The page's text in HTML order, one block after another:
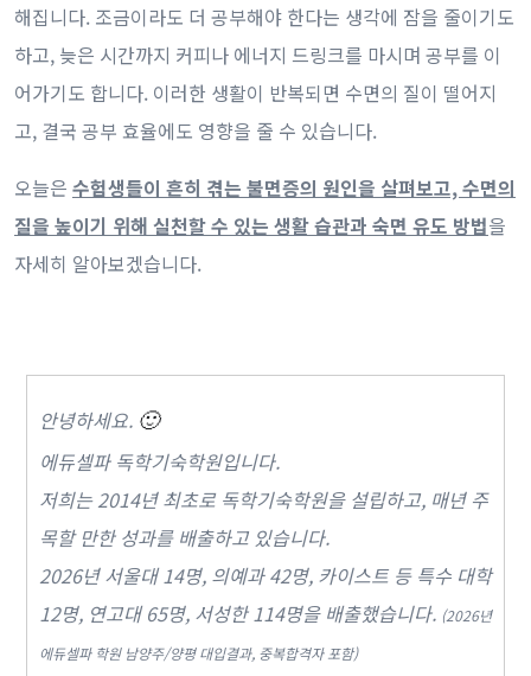
해집니다. 조금이라도 더 공부해야 한다는 생각에 잠을 줄이기도
하고, 늦은 시간까지 커피나 에너지 드링크를 마시며 공부를 이
어가기도 합니다. 이러한 생활이 반복되면 수면의 질이 떨어지
고, 결국 공부 효율에도 영향을 줄 수 있습니다.
오늘은 수험생들이 흔히 겪는 불면증의 원인을 살펴보고, 수면의
질을 높이기 위해 실천할 수 있는 생활 습관과 숙면 유도 방법을
자세히 알아보겠습니다.
안녕하세요. 🙂
에듀셀파 독학기숙학원입니다.
저희는 2014년 최초로 독학기숙학원을 설립하고, 매년 주
목할 만한 성과를 배출하고 있습니다.
2026년 서울대 14명, 의예과 42명, 카이스트 등 특수 대학
12명, 연고대 65명, 서성한 114명을 배출했습니다. (2026년
에듀셀파 학원 남양주/양평 대입결과, 중복합격자 포함)